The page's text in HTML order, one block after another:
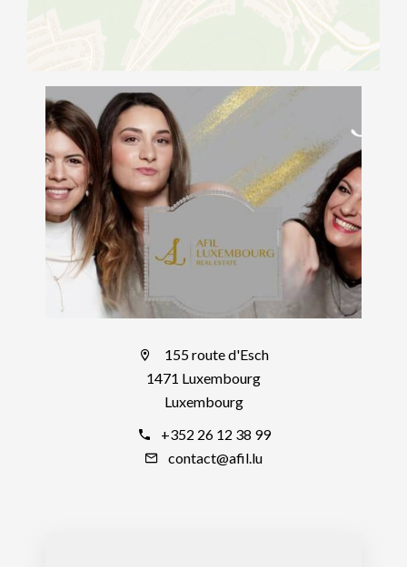
155 route d'Esch
1471 Luxembourg
Luxembourg
+352 26 12 38 99
contact@afil.lu